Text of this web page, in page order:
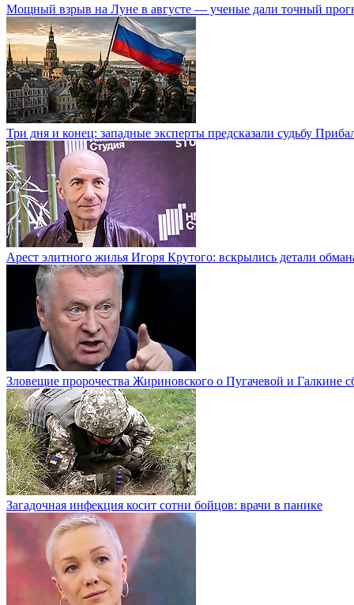
Мощный взрыв на Луне в августе — ученые дали точный
Три дня и конец: западные эксперты предсказали судьбу
Арест элитного жилья Игоря Крутого: вскрылись детали
Зловещие пророчества Жириновского о Пугачевой и Галкине
Загадочная инфекция косит сотни бойцов: врачи в панике